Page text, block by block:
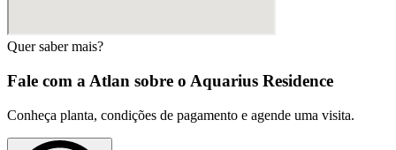
Quer saber mais?
Fale com a Atlan sobre o Aquarius Residence
Conheça planta, condições de pagamento e agende uma visita.